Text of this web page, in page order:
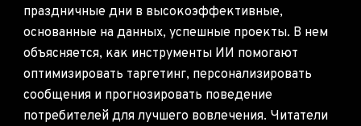
праздничные дни в высокоэффективные,
основанные на данных, успешные проекты. В нем
объясняется, как инструменты ИИ помогают
оптимизировать таргетинг, персонализировать
сообщения и прогнозировать поведение
потребителей для лучшего вовлечения. Читатели